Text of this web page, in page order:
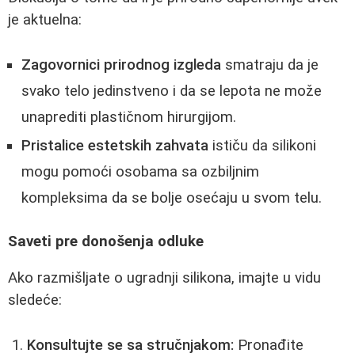
je aktuelna:
Zagovornici prirodnog izgleda smatraju da je
svako telo jedinstveno i da se lepota ne može
unaprediti plastičnom hirurgijom.
Pristalice estetskih zahvata ističu da silikoni
mogu pomoći osobama sa ozbiljnim
kompleksima da se bolje osećaju u svom telu.
Saveti pre donošenja odluke
Ako razmišljate o ugradnji silikona, imajte u vidu
sledeće:
Konsultujte se sa stručnjakom: Pronađite